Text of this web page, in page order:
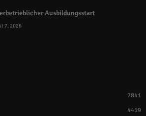
Ausbildungsstart
7, 2026
7841
4419